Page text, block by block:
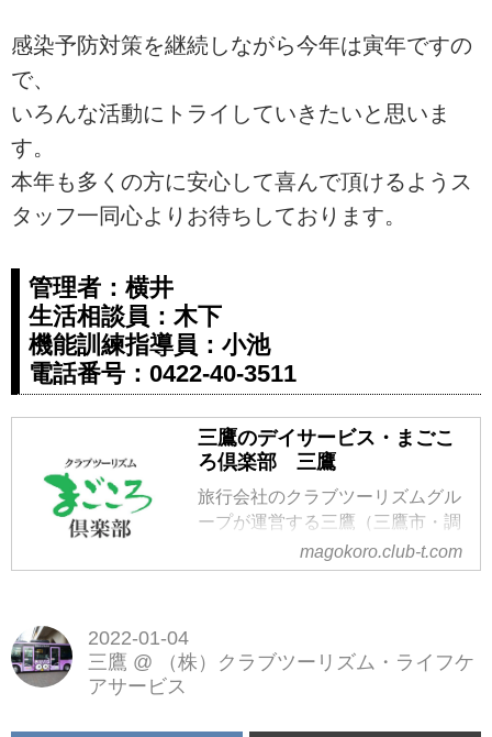
感染予防対策を継続しながら今年は寅年ですの
で、
いろんな活動にトライしていきたいと思いま
す。
本年も多くの方に安心して喜んで頂けるようス
タッフ一同心よりお待ちしております。
管理者：横井
生活相談員：木下
機能訓練指導員：小池
電話番号：0422-40-3511
三鷹のデイサービス・まごこ
ろ倶楽部 三鷹
旅行会社のクラブツーリズムグル
ープが運営する三鷹（三鷹市・調
布市）のデイサービス・介護施
設・老人ホームです。三鷹市、調
magokoro.club-t.com
2022-01-04
三鷹 @
（株）クラブツーリズム・ライフケ
アサービス